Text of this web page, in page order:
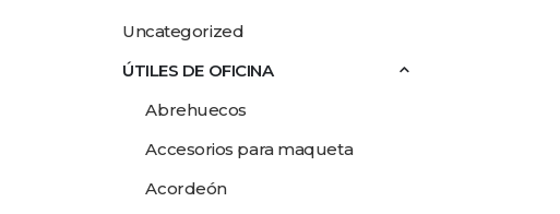
Uncategorized
ÚTILES DE OFICINA
Abrehuecos
Accesorios para maqueta
Acordeón